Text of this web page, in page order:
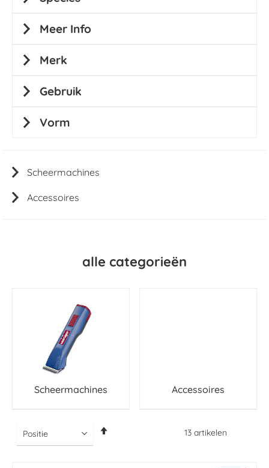
alle categorieën
Scheermachines Accessoires
13 artikelen
Scheermachines
Accessoires
Meer Info
Merk
Gebruik
Vorm